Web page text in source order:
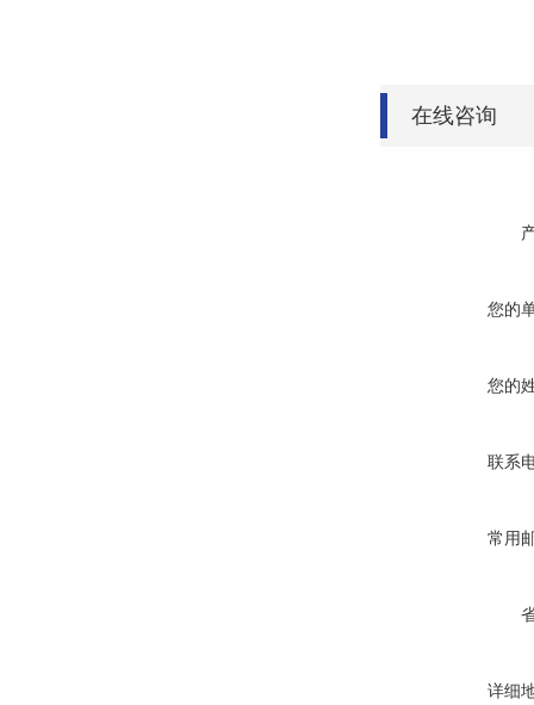
在线咨询
您的
您的
联系
常用
详细